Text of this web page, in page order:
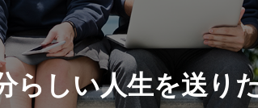
らしい人生を送り